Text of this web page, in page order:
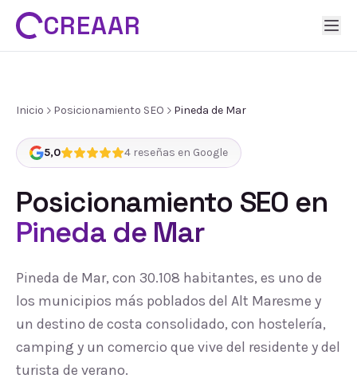
CREAAR
Inicio Posicionamiento SEO Pineda de Mar
5,0 4 reseñas en Google
Posicionamiento SEOen
Pineda de Mar
Pineda de Mar, con 30.108 habitantes, es uno de
los municipios más poblados del Alt Maresme y
un destino de costa consolidado, con hostelería,
camping y un comercio que vive del residente y del
turista de verano.